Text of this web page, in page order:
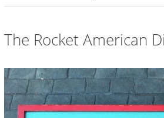
The Rocket American